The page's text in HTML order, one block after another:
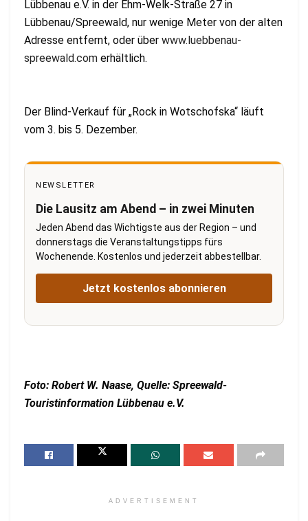
Lübbenau e.V. in der Ehm-Welk-Straße 27 in
Lübbenau/Spreewald, nur wenige Meter von der alten
Adresse entfernt, oder über www.luebbenau-
spreewald.com erhältlich.
Der Blind-Verkauf für „Rock in Wotschofska“ läuft
vom 3. bis 5. Dezember.
NEWSLETTER
Die Lausitz am Abend – in zwei Minuten
Jeden Abend das Wichtigste aus der Region – und
donnerstags die Veranstaltungstipps fürs
Wochenende. Kostenlos und jederzeit abbestellbar.
Jetzt kostenlos abonnieren
Foto: Robert W. Naase, Quelle: Spreewald-
Touristinformation Lübbenau e.V.
ADVERTISEMENT